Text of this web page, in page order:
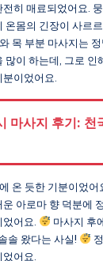
히 매료되었어요.
온몸의 긴장이 사르
목 부분 마사지는
많이 하는데, 그로 인
이었어요.
마사지 후기: 천
온 듯한 기분이었어
아로마 향 덕분에
어요.
마사지 후
솔 왔다는 사실!
어요.